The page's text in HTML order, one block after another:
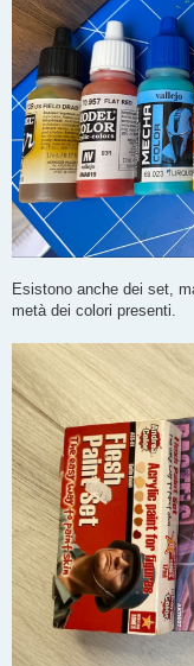
Esistono anche dei set,
metà dei colori presenti.